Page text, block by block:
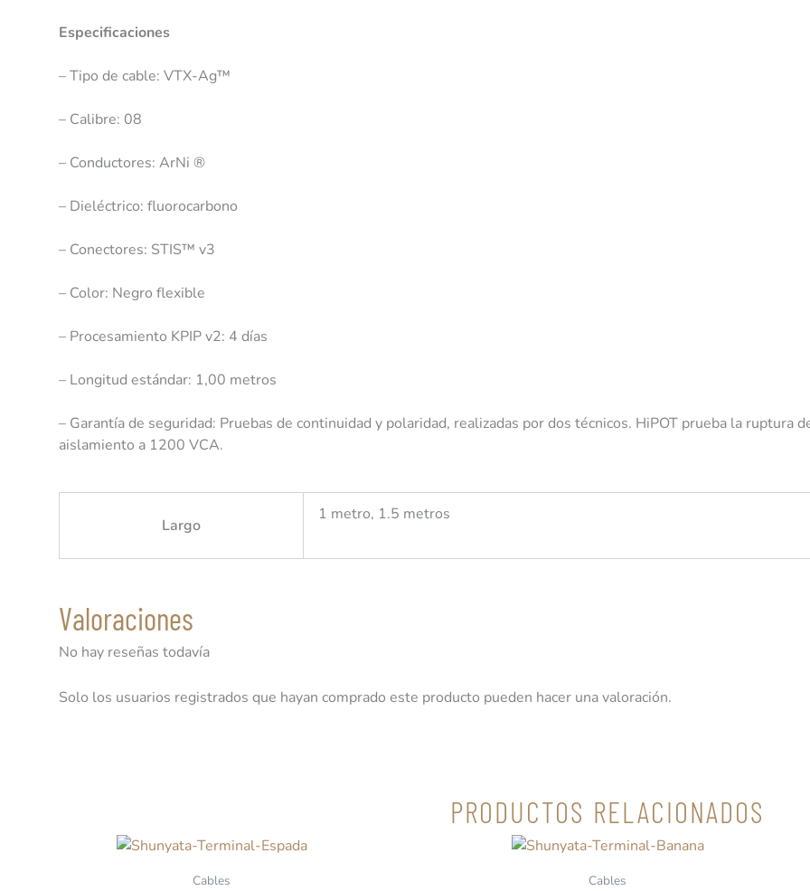
Especificaciones
– Tipo de cable: VTX-Ag™️
– Calibre: 08
– Conductores: ArNi ®
– Dieléctrico: fluorocarbono
– Conectores: STIS™️ v3
– Color: Negro flexible
– Procesamiento KPIP v2: 4 días
– Longitud estándar: 1,00 metros
– Garantía de seguridad: Pruebas de continuidad y polaridad, realizadas por dos técnicos. HiPOT prueba la ruptura
aislamiento a 1200 VCA.
Largo
1 metro, 1.5 metros
Valoraciones
No hay reseñas todavía
Solo los usuarios registrados que hayan comprado este producto pueden hacer una valoración.
PRODUCTOS RELACIONADOS
Cables Cables